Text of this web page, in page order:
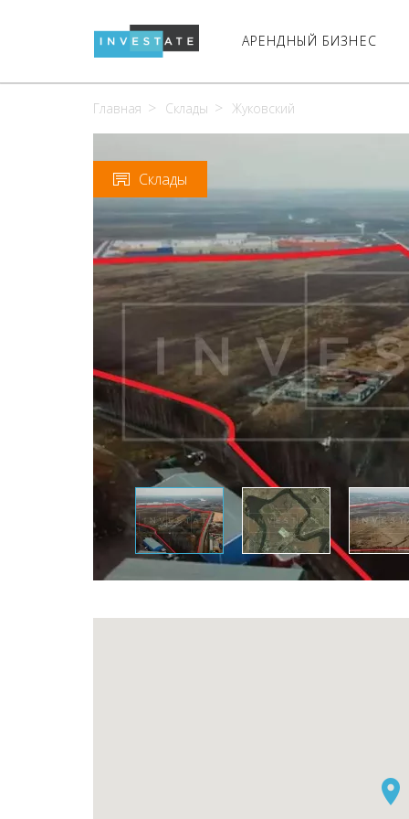
АРЕНДНЫЙ БИЗНЕС
Главная Склады Жуковский
Склады